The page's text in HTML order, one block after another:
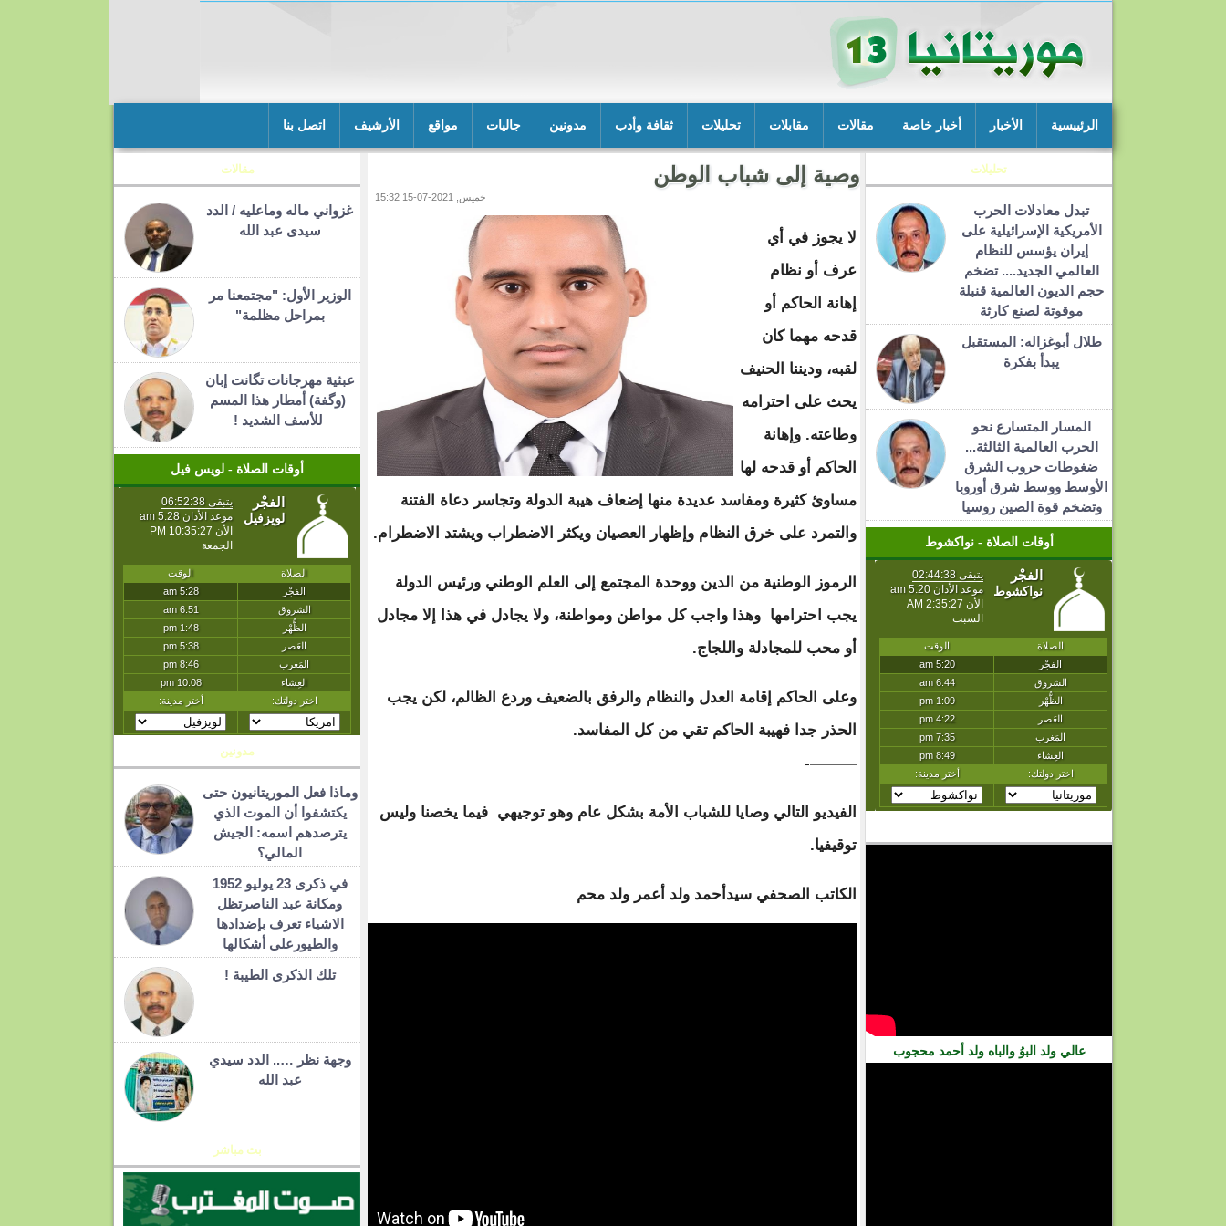
الرئييسية الأخبار أخبار خاصة مقالات مقابلات تحليلات ثقافة وأدب مدونين جاليات مواقع الأرشيف اتصل بنا
تحليلات
تبدل معادلات الحرب
الأمريكية الإسرائيلية على
إيران يؤسس للنظام
العالمي الجديد.... تضخم
حجم الديون العالمية قنبلة
موقوتة لصنع كارثة
طلال أبوغزاله: المستقبل
يبدأ بفكرة
المسار المتسارع نحو
الحرب العالمية الثالثة...
ضغوطات حروب الشرق
الأوسط ووسط شرق أوروبا
وتضخم قوة الصين روسيا
أوقات الصلاة - نواكشوط
عالي ولد البوُ والباه ولد أحمد محجوب
وصية إلى شباب الوطن
خميس, 2021-07-15 15:32
لا يجوز في أي
عرف أو نظام
إهانة الحاكم أو
قدحه مهما كان
لقبه، وديننا الحنيف
يحث على احترامه
وطاعته. وإهانة
الحاكم أو قدحه لها
مساوئ كثيرة ومفاسد عديدة منها إضعاف هيبة الدولة وتجاسر دعاة الفتنة
والتمرد على خرق النظام وإظهار العصيان ويكثر الاضطراب ويشتد الاضطرام.
الرموز الوطنية من الدين ووحدة المجتمع إلى العلم الوطني ورئيس الدولة
يجب احترامها وهذا واجب كل مواطن ومواطنة، ولا يجادل في هذا إلا مجادل
أو محب للمجادلة واللجاج.
وعلى الحاكم إقامة العدل والنظام والرفق بالضعيف وردع الظالم، لكن يجب
الحذر جدا فهيبة الحاكم تقي من كل المفاسد.
———-
الفيديو التالي وصايا للشباب الأمة بشكل عام وهو توجيهي فيما يخصنا وليس
توقيفيا.
الكاتب الصحفي سيدأحمد ولد أعمر ولد محم
مقالات
غزواني ماله وماعليه / الدد
سيدى عبد الله
الوزير الأول: "مجتمعنا مر
بمراحل مظلمة"
عبثية مهرجانات تگانت إبان
(وگفة) أمطار هذا المسم
للأسف الشديد !
أوقات الصلاة - لويس فيل
مدونين
وماذا فعل الموريتانيون حتى
يكتشفوا أن الموت الذي
يترصدهم اسمه: الجيش
المالي؟
في ذكرى 23 يوليو 1952
ومكانة عبد الناصرتظل
الاشياء تعرف بإضدادها
والطيورعلى أشكالها
تلك الذكرى الطيبة !
وجهة نظر ….. الدد سيدي
عبد الله
بث مباشر